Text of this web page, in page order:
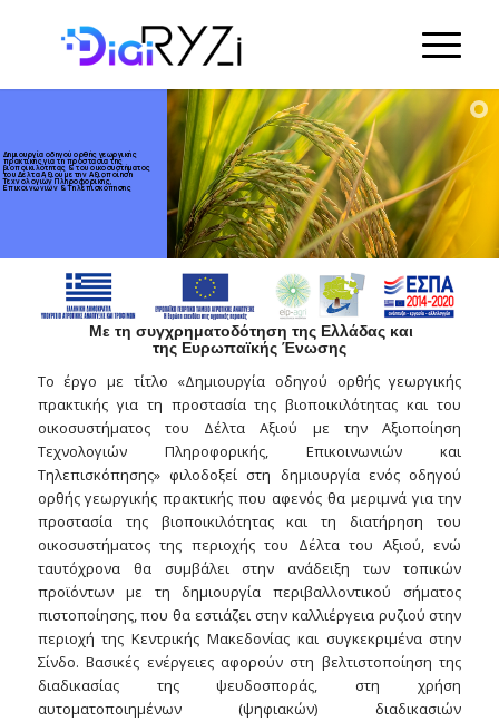
Δημιουργία οδηγού ορθής γεωργικής
πρακτικής για τη προστασία της
βιοποικιλότητας & του οικοσυστήματος
του Δέλτα Αξιού με την Αξιοποίηση
Τεχνολογιών Πληροφορικής,
Επικοινωνιών & Τηλεπισκόπησης
Με τησυγχρηματοδότηση της Ελλάδας και
της ΕυρωπαϊκήςΈνωσης
Το έργο με τίτλο «Δημιουργία οδηγού ορθής γεωργικής
πρακτικής για τη προστασία της βιοποικιλότητας και του
οικοσυστήματος του Δέλτα Αξιού με την Αξιοποίηση
Τεχνολογιών Πληροφορικής, Επικοινωνιών και
Τηλεπισκόπησης» φιλοδοξεί στη δημιουργία ενός οδηγού
ορθής γεωργικής πρακτικής που αφενός θα μεριμνά για την
προστασία της βιοποικιλότητας και τη διατήρηση του
οικοσυστήματος της περιοχής του Δέλτα του Αξιού, ενώ
ταυτόχρονα θα συμβάλει στην ανάδειξη των τοπικών
προϊόντων με τη δημιουργία περιβαλλοντικού σήματος
πιστοποίησης, που θα εστιάζει στην καλλιέργεια ρυζιού στην
περιοχή της Κεντρικής Μακεδονίας και συγκεκριμένα στην
Σίνδο. Βασικές ενέργειες αφορούν στη βελτιστοποίηση της
διαδικασίας της ψευδοσποράς, στη χρήση
αυτοματοποιημένων (ψηφιακών) διαδικασιών